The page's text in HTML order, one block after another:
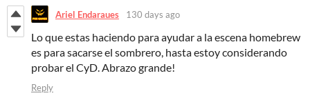
Ariel Endaraues 130 days ago
Lo que estas haciendo para ayudar a la escena homebrew
es para sacarse el sombrero, hasta estoy considerando
probar el CyD. Abrazo grande!
Reply